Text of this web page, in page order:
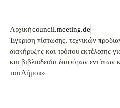
Αρχικήcouncil.meeting.de
Έγκριση πίστωσης, τεχνικών
διακήρυξης και τρόπου εκτέλεσης
και βιβλιοδεσία διαφόρων
του Δήμου»